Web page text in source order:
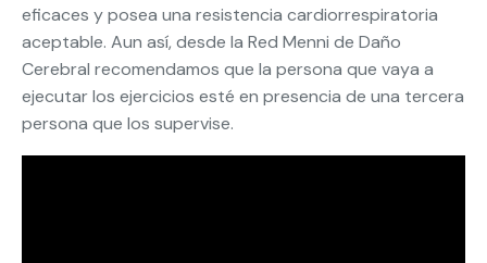
eficaces y posea una resistencia cardiorrespiratoria
aceptable. Aun así, desde la Red Menni de Daño
Cerebral recomendamos que la persona que vaya a
ejecutar los ejercicios esté en presencia de una tercera
persona que los supervise.